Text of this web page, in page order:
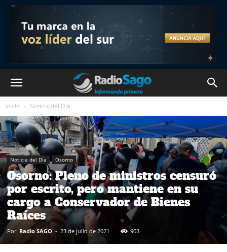
Inicio Noticia del Día
Noticia del Día Osorno
Osorno: Pleno de ministros censuró
por escrito, pero mantiene en su
cargo a Conservador de Bienes
Raíces
Por Radio SAGO - 23 de julio de 2021 903